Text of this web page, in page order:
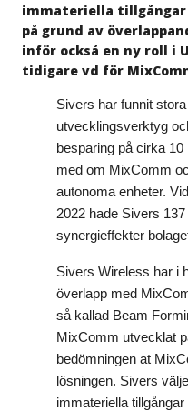
immateriella tillgångar
på grund av
inför också en ny roll i
tidigare vd för
Sivers har funnit
utvecklingsverktyg
besparing på cirka
med om MixComm
autonoma enheter.
2022 hade Sivers
synergieffekter
Sivers Wireless har i
överlapp med
så kallad Beam
MixComm utvecklat
bedömningen at
lösningen. Sivers
immateriella